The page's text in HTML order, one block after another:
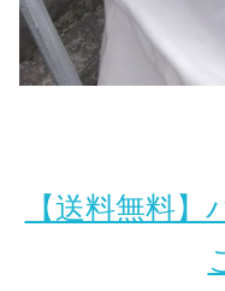
【送料無料